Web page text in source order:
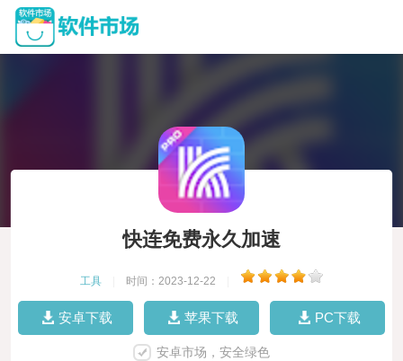
快连免费永久加速
工具 时间：2023-12-22
安卓下载 苹果下载 PC下载
安卓市场，安全绿色